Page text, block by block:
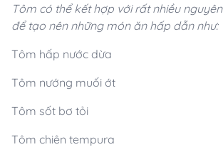
Tôm có thể kết hợp với rất nhiều
để tạo nên những món ăn hấp dẫn như:
Tôm hấp nước dừa
Tôm nướng muối ớt
Tôm sốt bơ tỏi
Tôm chiên tempura